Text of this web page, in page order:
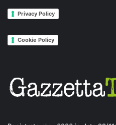
Privacy Policy
Cookie Policy